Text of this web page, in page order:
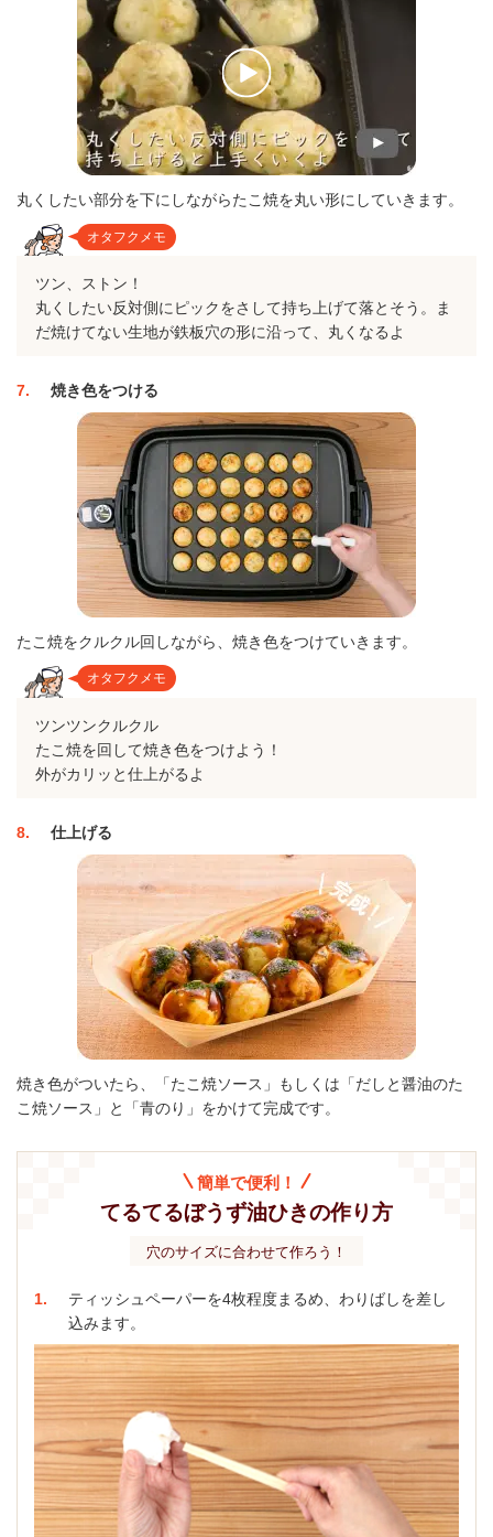
丸くしたい部分を下にしながらたこ焼を丸い形にしていきます。
オタフクメモ
ツン、ストン！
丸くしたい反対側にピックをさして持ち上げて落とそう。ま
だ焼けてない生地が鉄板穴の形に沿って、丸くなるよ
7 焼き色をつける
たこ焼をクルクル回しながら、焼き色をつけていきます。
オタフクメモ
ツンツンクルクル
たこ焼を回して焼き色をつけよう！
外がカリッと仕上がるよ
8 仕上げる
焼き色がついたら、「たこ焼ソース」もしくは「だしと醤油のた
こ焼ソース」と「青のり」をかけて完成です。
簡単で便利！
てるてるぼうず油ひきの作り方
穴のサイズに合わせて作ろう！
1
ティッシュペーパーを4枚程度まるめ、わりばしを差し
込みます。